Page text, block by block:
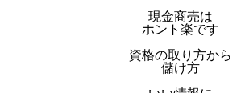
現金商売は
ホント楽です
資格の取り方から
儲け方